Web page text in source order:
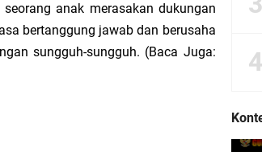
Aspirasi dengan Bijak
Warga Negara dalam UUD NRI Tahun 1945
anak merasakan dukungan
bertanggung jawab dan berusaha
sungguh-sungguh. (Baca Juga: